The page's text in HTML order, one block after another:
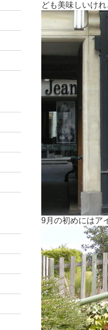
ども美味しいけ
9月の初めにはア